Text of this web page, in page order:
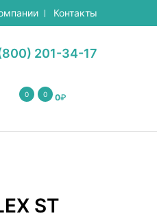
Контакты
201-34-17
0 0 0₽
ST